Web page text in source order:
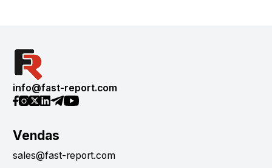
info@fast-report.com
Vendas
sales@fast-report.com